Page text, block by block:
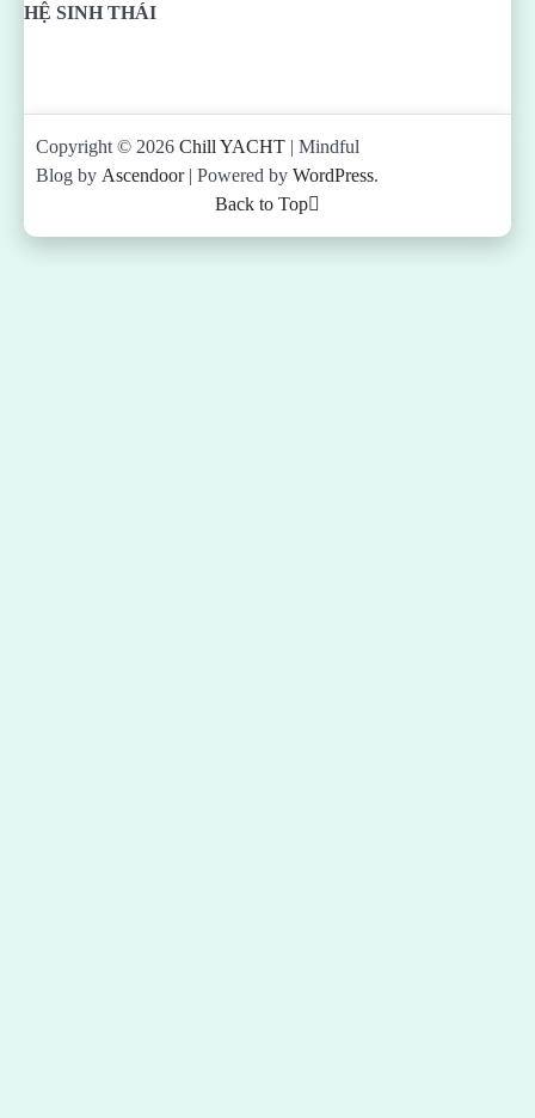
HỆ SINH THÁI
Copyright © 2026 Chill YACHT | Mindful
Blog by Ascendoor| Powered by WordPress.
Back to Top